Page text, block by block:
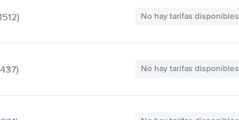
No hay tarifas disponibles
No hay tarifas disponibles